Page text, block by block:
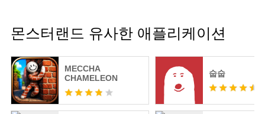
몬스터랜드 유사한 애플리케이션
MECCHA
CHAMELEON
숩숩